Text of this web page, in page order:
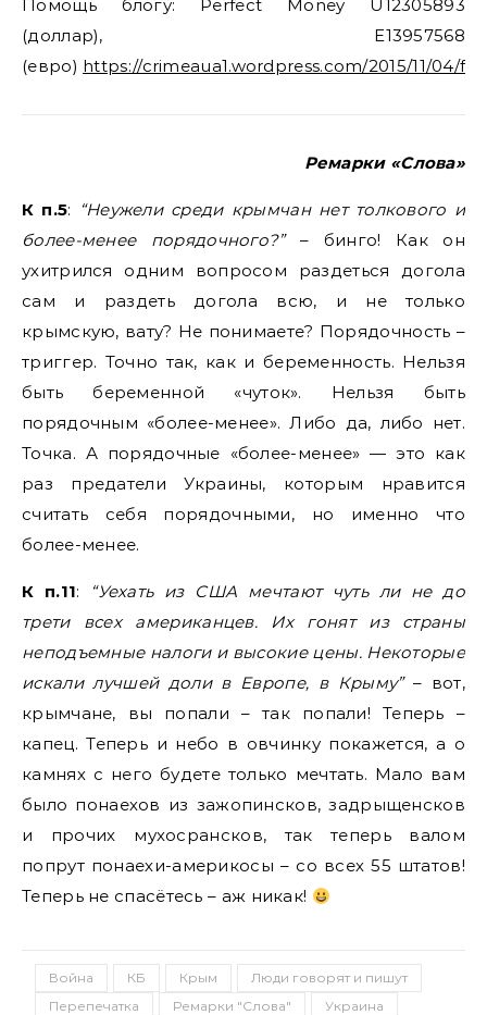
Помощь блогу: Perfect Money U12305893
(доллар), E13957568
(евро) https://crimeaua1.wordpress.com/2015/11/04/
Ремарки «Слова»
К п.5:
“Неужели среди крымчан нет толкового и
более-менее порядочного?”– бинго! Как он
ухитрился одним вопросом раздеться догола
сам и раздеть догола всю, и не только
крымскую, вату? Не понимаете? Порядочность –
триггер. Точно так, как и беременность. Нельзя
быть беременной «чуток». Нельзя быть
порядочным «более-менее». Либо да, либо нет.
Точка. А порядочные «более-менее» — это как
раз предатели Украины, которым нравится
считать себя порядочными, но именно что
более-менее.
К п.11:
“Уехать из США мечтают чуть ли не до
трети всех американцев. Их гонят из страны
неподъемные налоги и высокие цены. Некоторые
искали лучшей доли в Европе, в Крыму”– вот,
крымчане, вы попали – так попали! Теперь –
капец. Теперь и небо в овчинку покажется, а о
камнях с него будете только мечтать. Мало вам
было понаехов из зажопинсков, задрыщенсков
и прочих мухосрансков, так теперь валом
попрут понаехи-америкосы – со всех 55 штатов!
Теперь не спасётесь – аж никак!
Война КБ Крым
Люди говорят и пишут
Перепечатка
Ремарки "Слова" Украина